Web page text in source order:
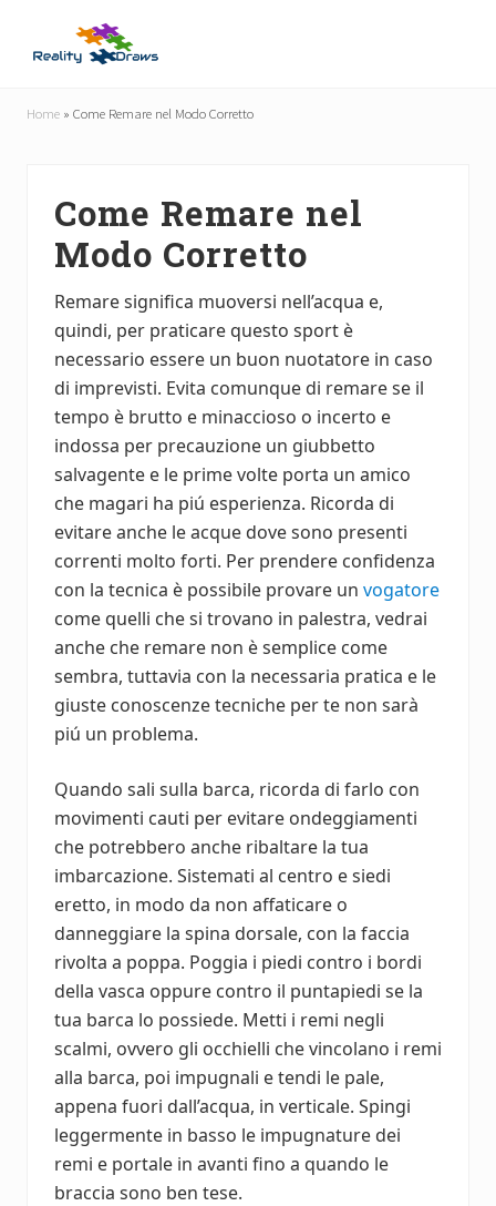
Utili
Home » Come Remare nel Modo Corretto
Come Remare nel
Modo Corretto
Remare significa muoversi nell’acqua e,
quindi, per praticare questo sport è
necessario essere un buon nuotatore in caso
di imprevisti. Evita comunque di remare se il
tempo è brutto e minaccioso o incerto e
indossa per precauzione un giubbetto
salvagente e le prime volte porta un amico
che magari ha piú esperienza. Ricorda di
evitare anche le acque dove sono presenti
correnti molto forti. Per prendere confidenza
con la tecnica è possibile provare un vogatore
come quelli che si trovano in palestra, vedrai
anche che remare non è semplice come
sembra, tuttavia con la necessaria pratica e le
giuste conoscenze tecniche per te non sarà
piú un problema.
Quando sali sulla barca, ricorda di farlo con
movimenti cauti per evitare ondeggiamenti
che potrebbero anche ribaltare la tua
imbarcazione. Sistemati al centro e siedi
eretto, in modo da non affaticare o
danneggiare la spina dorsale, con la faccia
rivolta a poppa. Poggia i piedi contro i bordi
della vasca oppure contro il puntapiedi se la
tua barca lo possiede. Metti i remi negli
scalmi, ovvero gli occhielli che vincolano i remi
alla barca, poi impugnali e tendi le pale,
appena fuori dall’acqua, in verticale. Spingi
leggermente in basso le impugnature dei
remi e portale in avanti fino a quando le
braccia sono ben tese.